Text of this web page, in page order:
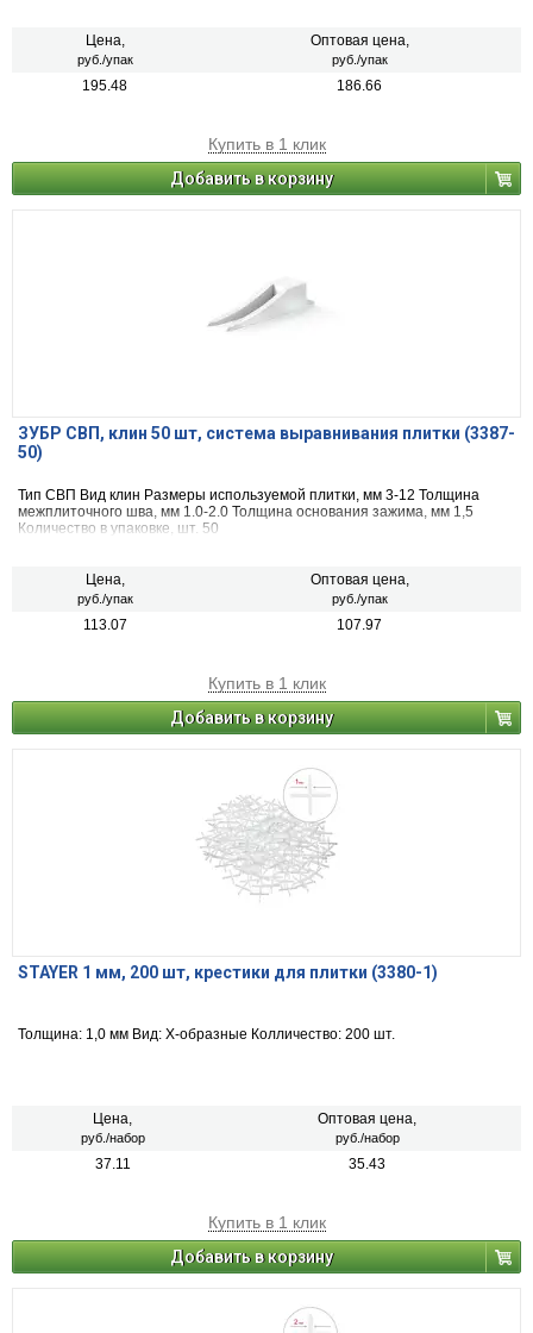
Цена,
руб./упак
Оптовая цена,
руб./упак
195.48 186.66
Купить в 1 клик
Добавить в корзину
ЗУБР СВП, клин 50 шт, система выравнивания плитки (3387-
50)
Тип СВП Вид клин Размеры используемой плитки, мм 3-12 Толщина
межплиточного шва, мм 1.0-2.0 Толщина основания зажима, мм 1,5
Количество в упаковке, шт. 50
Цена,
руб./упак
Оптовая цена,
руб./упак
113.07 107.97
Купить в 1 клик
Добавить в корзину
STAYER 1 мм, 200 шт, крестики для плитки (3380-1)
Толщина: 1,0 мм Вид: Х-образные Колличество: 200 шт.
Цена,
руб./набор
Оптовая цена,
руб./набор
37.11 35.43
Купить в 1 клик
Добавить в корзину